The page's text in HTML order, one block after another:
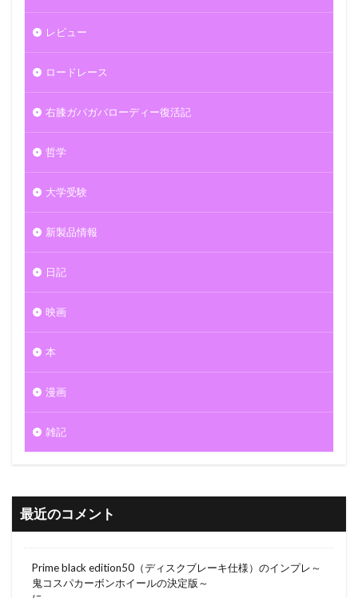
レビュー
ロードレース
右膝ガバガバローディー復活記
哲学
大学受験
新製品情報
日記
映画
本
漫画
雑記
最近のコメント
Prime black edition50（ディスクブレーキ仕様）のインプレ～
鬼コスパカーボンホイールの決定版～